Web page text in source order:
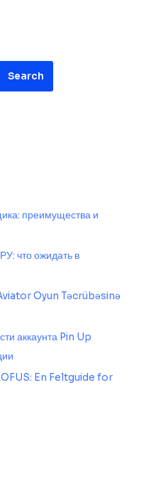
Search
преимущества и
что ожидать в
Oyun Təcrübəsinə
аккаунта Pin Up
En Feltguide for